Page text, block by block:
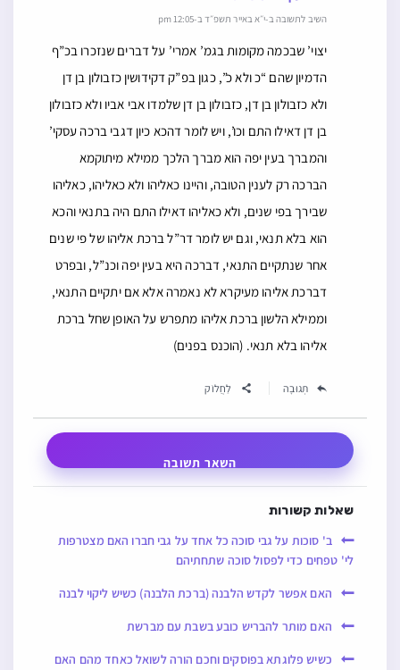
השיב לתשובה ב-י״א באייר תשפ״ד ב-12:05 pm
יצוי’ שבכמה מקומות בגמ’ אמרי’ על דברים שנזכרו בכ”ף
הדמיון שהם “כ ולא כ”, כגון בפ”ק דקידושין כזבולון בן דן
ולא כזבולון בן דן, כזבולון בן דן שלמדו אבי אביו ולא כזבולון
בן דן דאילו התם וכו’, ויש לומר דהכא כיון דגבי ברכה עסקי’
והמברך בעין יפה הוא מברך הלכך ממילא מיתוקמא
הברכה רק לענין הטובה, והיינו כאליהו ולא כאליהו, כאליהו
שבירך בפי שנים, ולא כאליהו דאילו התם היה בתנאי והכא
הוא בלא תנאי, וגם יש לומר דר”ל ברכת אליהו של פי שנים
אחר שנתקיים התנאי, דברכה היא בעין יפה וכנ”ל, ובפרט
דברכת אליהו מעיקרא לא נאמרה אלא אם יתקיים התנאי,
וממילא הלשון ברכת אליהו מתפרש על האופן שחל ברכת
אליהו בלא תנאי. (הוכנס בפנים)
תְגוּבָה לַחֲלוֹק
השאר תשובה
שאלות קשורות
ב' סוכות על גבי סוכה כל אחד על גבי חברו האם מצטרפות
לי' טפחים כדי לפסול סוכה שתחתיהם
האם אפשר לקדש הלבנה (ברכת הלבנה) כשיש ליקוי לבנה
האם מותר להבריש כובע בשבת עם מברשת
כשיש פלוגתא בפוסקים וחכם הורה לשואל כאחד מהם האם